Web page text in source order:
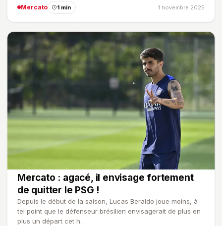
Mercato 1 min 1 novembre 2025
Mercato : agacé, il envisage fortement
de quitter le PSG !
Depuis le début de la saison, Lucas Beraldo joue moins, à
tel point que le défenseur brésilien envisagerait de plus en
plus un départ cet h…